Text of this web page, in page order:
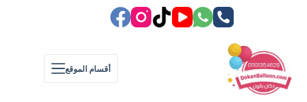
أقسام الموقع